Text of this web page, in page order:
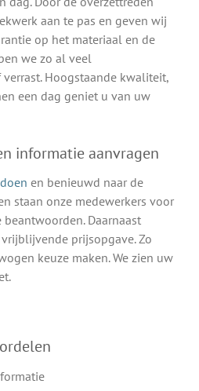
aan te pas en geven wij
op het materiaal en de
we zo al veel
Hoogstaande kwaliteit,
een dag geniet u van uw
informatie aanvragen
en benieuwd naar de
staan onze medewerkers voor
Daarnaast
prijsopgave. Zo
keuze maken. We zien uw